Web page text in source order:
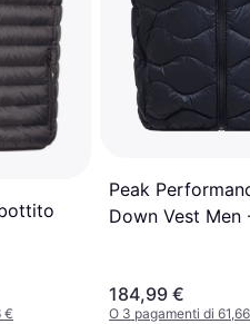
€
Peak
Down Vest Men
184,99 €
O 3 pagamenti di